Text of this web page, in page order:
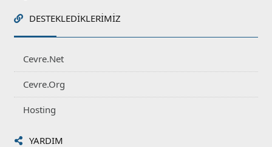
DESTEKLEDIKLERIMIZ
Cevre.Net
Cevre.Org
Hosting
YARDIM